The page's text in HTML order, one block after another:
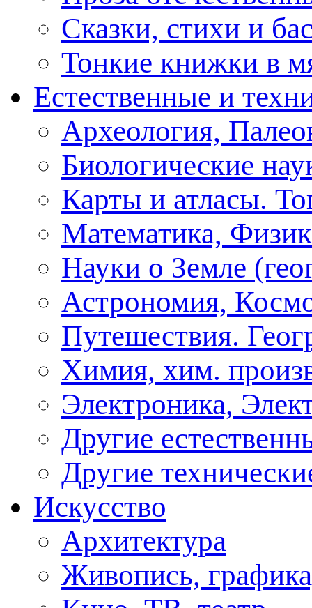
Сказки, стихи и
Тонкие книжки в
Естественные и
Археология,
Биологические
Карты и атласы.
Математика,
Науки о Земле
Астрономия,
Путешествия.
Химия, хим.
Электроника,
Другие
Другие
Искусство
Архитектура
Живопись,